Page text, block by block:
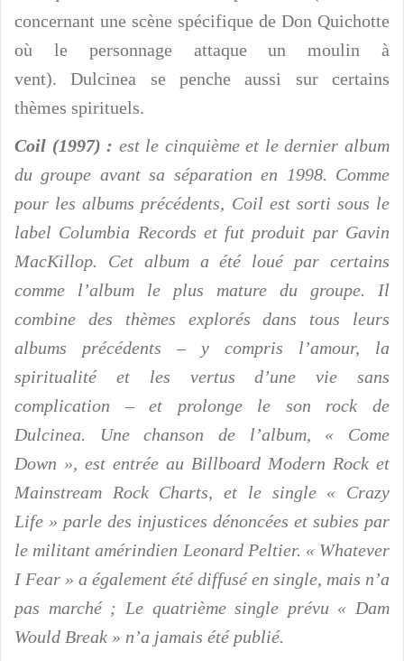
concernant une scène spécifique de Don Quichotte
où le personnage attaque un moulin à
vent). Dulcinea se penche aussi sur certains
thèmes spirituels.
Coil (1997) : est le cinquième et le dernier album
du groupe avant sa séparation en 1998. Comme
pour les albums précédents, Coil est sorti sous le
label Columbia Records et fut produit par Gavin
MacKillop. Cet album a été loué par certains
comme l’album le plus mature du groupe. Il
combine des thèmes explorés dans tous leurs
albums précédents – y compris l’amour, la
spiritualité et les vertus d’une vie sans
complication – et prolonge le son rock de
Dulcinea. Une chanson de l’album, « Come
Down », est entrée au Billboard Modern Rock et
Mainstream Rock Charts, et le single « Crazy
Life » parle des injustices dénoncées et subies par
le militant amérindien Leonard Peltier. « Whatever
I Fear » a également été diffusé en single, mais n’a
pas marché ; Le quatrième single prévu « Dam
Would Break » n’a jamais été publié.